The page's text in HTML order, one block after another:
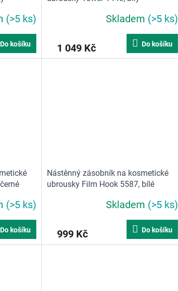
(>5 ks)
Do košíku
Skladem (>5 ks)
1 049 Kč Do košíku
(>5 ks)
Do košíku
Nástěnný zásobník na kosmetické
ubrousky Film Hook 5587, bílé
Skladem (>5 ks)
999 Kč Do košíku